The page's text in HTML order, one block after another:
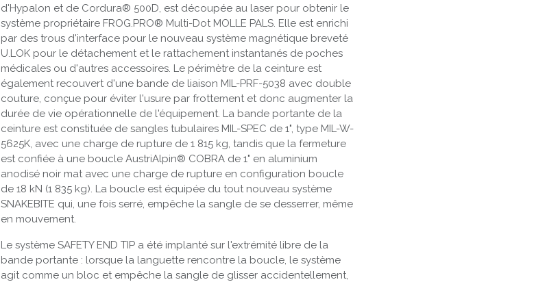
d'Hypalon et de Cordura® 500D, est découpée au laser pour obtenir le
système propriétaire FROG.PRO® Multi-Dot MOLLE PALS. Elle est enrichi
par des trous d'interface pour le nouveau système magnétique breveté
U.LOK pour le détachement et le rattachement instantanés de poches
médicales ou d'autres accessoires. Le périmètre de la ceinture est
également recouvert d'une bande de liaison MIL-PRF-5038 avec double
couture, conçue pour éviter l'usure par frottement et donc augmenter la
durée de vie opérationnelle de l'équipement. La bande portante de la
ceinture est constituée de sangles tubulaires MIL-SPEC de 1", type MIL-W-
5625K, avec une charge de rupture de 1 815 kg, tandis que la fermeture
est confiée à une boucle AustriAlpin® COBRA de 1" en aluminium
anodisé noir mat avec une charge de rupture en configuration boucle
de 18 kN (1 835 kg). La boucle est équipée du tout nouveau système
SNAKEBITE qui, une fois serré, empêche la sangle de se desserrer, même
en mouvement.
Le système SAFETY END TIP a été implanté sur l'extrémité libre de la
bande portante : lorsque la languette rencontre la boucle, le système
agit comme un bloc et empêche la sangle de glisser accidentellement,